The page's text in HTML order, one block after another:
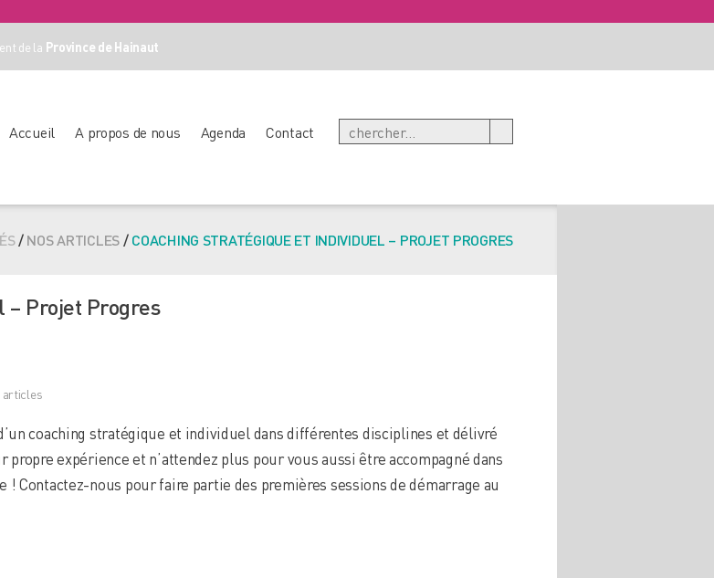
de la Province de Hainaut
Accueil A propos de nous Agenda Contact
/NOS ARTICLES/COACHING STRATÉGIQUE ET INDIVIDUEL – PROJET PROGRES
– Projet Progres
articles
coaching stratégique et individuel dans différentes disciplines et délivré
expérience et n’attendez plus pour vous aussi être accompagné dans
! Contactez-nous pour faire partie des premières sessions de démarrage au